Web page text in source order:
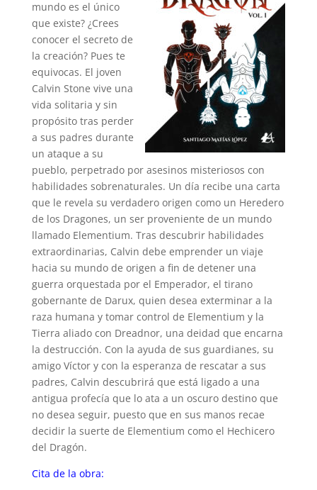
mundo es el único
que existe? ¿Crees
conocer el secreto de
la creación? Pues te
equivocas. El joven
Calvin Stone vive una
vida solitaria y sin
propósito tras perder
a sus padres durante
un ataque a su
pueblo, perpetrado por asesinos misteriosos con
habilidades sobrenaturales. Un día recibe una carta
que le revela su verdadero origen como un Heredero
de los Dragones, un ser proveniente de un mundo
llamado Elementium. Tras descubrir habilidades
extraordinarias, Calvin debe emprender un viaje
hacia su mundo de origen a fin de detener una
guerra orquestada por el Emperador, el tirano
gobernante de Darux, quien desea exterminar a la
raza humana y tomar control de Elementium y la
Tierra aliado con Dreadnor, una deidad que encarna
la destrucción. Con la ayuda de sus guardianes, su
amigo Víctor y con la esperanza de rescatar a sus
padres, Calvin descubrirá que está ligado a una
antigua profecía que lo ata a un oscuro destino que
no desea seguir, puesto que en sus manos recae
decidir la suerte de Elementium como el Hechicero
del Dragón.
Cita de la obra: